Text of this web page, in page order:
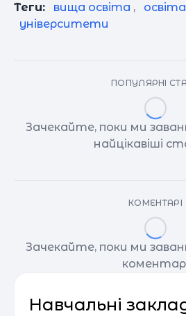
Теги: вища освіта , освіта
університети
ПОПУЛЯРНІ
Зачекайте, поки ми
найцікавіші
КОМЕНТАРІ
Зачекайте, поки ми
Навчальні